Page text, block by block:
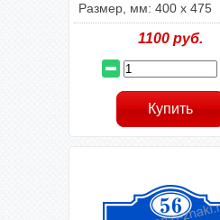
Размер, мм: 400 х 475
1100 руб.